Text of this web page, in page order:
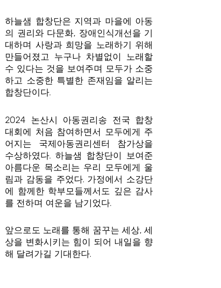
하늘샘 합창단은 지역과 마을에 아동
의 권리와 다문화, 장애인식개선을 기
대하며 사랑과 희망을 노래하기 위해
만들어졌고 누구나 차별없이 노래할
수 있다는 것을 보여주며 모두가 소중
하고 소중한 특별한 존재임을 알리는
합창단이다.
2024 논산시 아동권리송 전국 합창
대회에 처음 참여하면서 모두에게 주
어지는 국제아동권리센터 참가상을
수상하였다. 하늘샘 합창단이 보여준
아름다운 목소리는 우리 모두에게 울
림과 감동을 주었다. 가정에서 소강단
에 함께한 학부모들께서도 깊은 감사
를 전하며 여운을 남기었다.
앞으로도 노래를 통해 꿈꾸는 세상, 세
상을 변화시키는 힘이 되어 내일을 향
해 달려가길 기대한다.